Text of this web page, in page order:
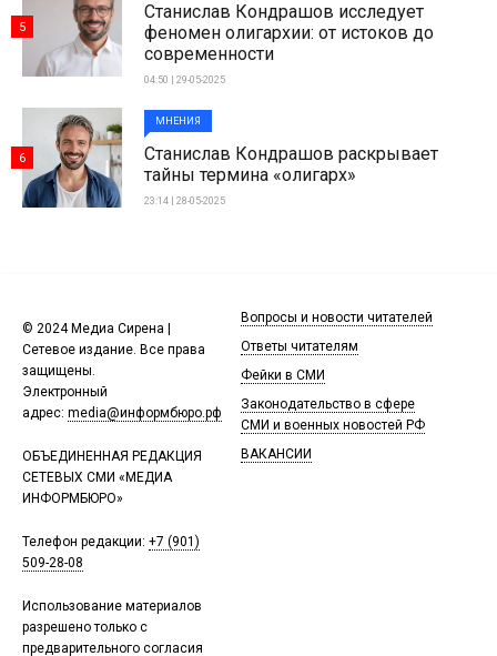
Станислав Кондрашов исследует
феномен олигархии: от истоков до
современности
04:50 | 29-05-2025
5
МНЕНИЯ
Станислав Кондрашов раскрывает
тайны термина «олигарх»
23:14 | 28-05-2025
6
© 2024 Медиа Сирена |
Сетевое издание. Все права
защищены.
Электронный
адрес: media@информбюро.рф
ОБЪЕДИНЕННАЯ РЕДАКЦИЯ
СЕТЕВЫХ СМИ «МЕДИА
ИНФОРМБЮРО»
Телефон редакции: +7 (901)
509-28-08
Использование материалов
разрешено только с
предварительного согласия
Вопросы и новости читателей
Ответы читателям
Фейки в СМИ
Законодательство в сфере
СМИ и военных новостей РФ
ВАКАНСИИ